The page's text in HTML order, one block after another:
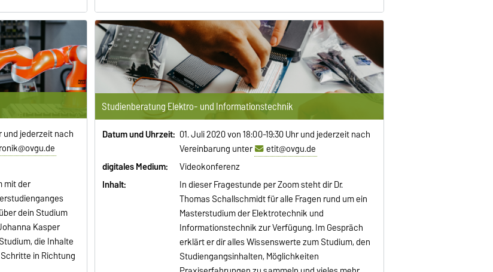
und jederzeit nach
mit der
dein Studium
Kasper
die Inhalte
in Richtung
Studienberatung Elektro- und Informationstechnik
Datum und Uhrzeit: 01. Juli 2020 von 18:00-19:30 Uhr und jederzeit nach
Vereinbarung unter
etit@ovgu.de
digitales Medium:
Videokonferenz
Inhalt:
In dieser Fragestunde per Zoom steht dir Dr.
Thomas Schallschmidt für alle Fragen rund um ein
Masterstudium der Elektrotechnik und
Informationstechnik zur Verfügung. Im Gespräch
erklärt er dir alles Wissenswerte zum Studium, den
Studiengangsinhalten, Möglichkeiten